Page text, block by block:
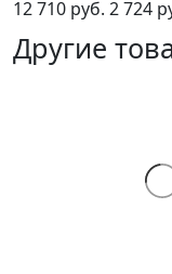
12 710 руб. 2 724
Другие